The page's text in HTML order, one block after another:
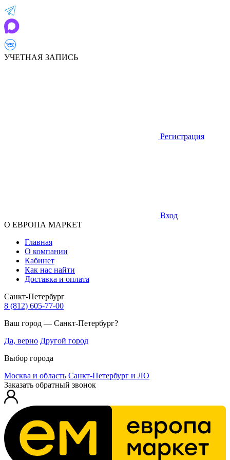
УЧЕТНАЯ ЗАПИСЬ
Регистрация
Вход
О ЕВРОПА МАРКЕТ
Главная
О компании
Кабинет
Как нас найти
Доставка и оплата
Санкт-Петербург
8 (812) 605-77-00
Ваш город — Санкт-Петербург?
Да, верно Другой город
Выбор города
Москва и область Санкт-Петербург и ЛО
Заказать обратный звонок